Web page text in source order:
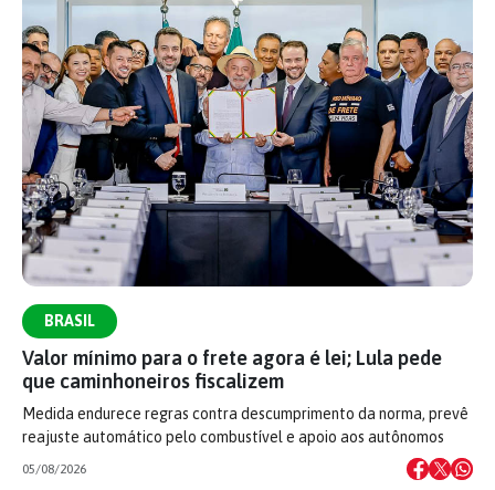
BRASIL
Valor mínimo para o frete agora é lei; Lula pede
que caminhoneiros fiscalizem
Medida endurece regras contra descumprimento da norma, prevê
reajuste automático pelo combustível e apoio aos autônomos
05/08/2026